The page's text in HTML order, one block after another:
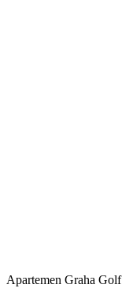
Apartemen Graha